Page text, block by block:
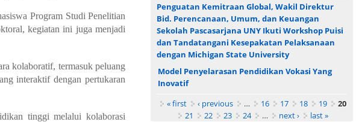
Program Studi Penelitian
kegiatan ini juga menjadi
kolaboratif, termasuk peluang
interaktif dengan pertukaran
tinggi melalui kolaborasi
Penguatan Kemitraan Global, Wakil Direktur
Bid. Perencanaan, Umum, dan Keuangan
Sekolah Pascasarjana UNY Ikuti Workshop Puisi
dan Tandatangani Kesepakatan Pelaksanaan
dengan Michigan State University
Model Penyelarasan Pendidikan Vokasi Yang
Inovatif
Pages
« first ‹ previous … 16 17 18 19
20
21
22 23 24 … next › last »